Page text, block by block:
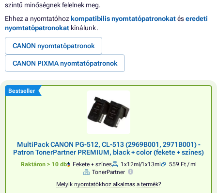
szintű minőségnek felelnek meg.
Ehhez a nyomtatóhoz kompatibilis nyomtatópatronokatéseredeti
nyomtatópatronokat kínálunk.
CANON nyomtatópatronok
CANON PIXMA nyomtatópatronok
Bestseller
MultiPack CANON PG-512, CL-513 (2969B001, 2971B001) -
Patron TonerPartner PREMIUM, black + color (fekete + színes)
Raktáron > 10 db Fekete + színes 1x12ml/1x13ml
559 Ft / ml
TonerPartner
Melyik nyomtatókhoz alkalmas a termék?